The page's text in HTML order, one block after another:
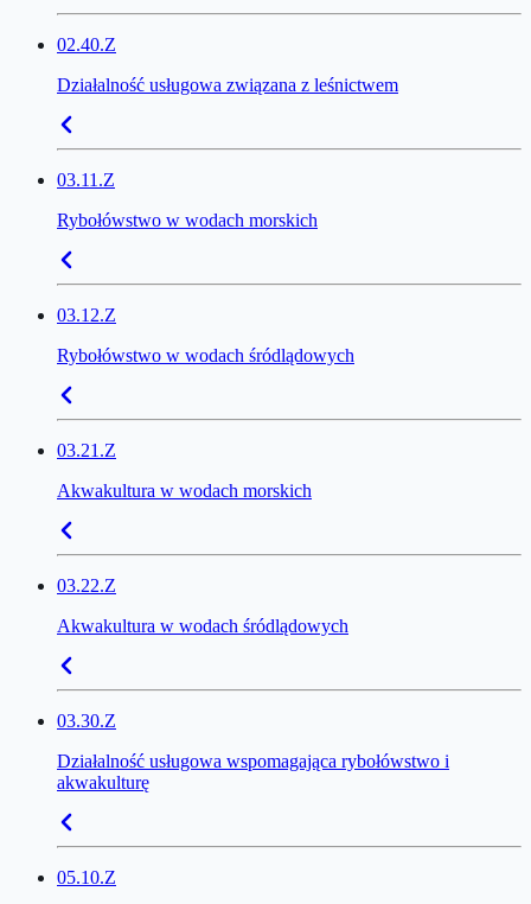
02.40.Z
Działalność usługowa związana z leśnictwem
03.11.Z
Rybołówstwo w wodach morskich
03.12.Z
Rybołówstwo w wodach śródlądowych
03.21.Z
Akwakultura w wodach morskich
03.22.Z
Akwakultura w wodach śródlądowych
03.30.Z
Działalność usługowa wspomagająca rybołówstwo i
akwakulturę
05.10.Z